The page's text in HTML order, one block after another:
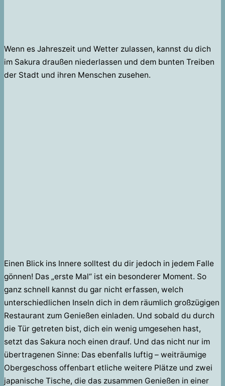
Wenn es Jahreszeit und Wetter zulassen, kannst du dich
im Sakura draußen niederlassen und dem bunten Treiben
der Stadt und ihren Menschen zusehen.
Einen Blick ins Innere solltest du dir jedoch in jedem Falle
gönnen! Das „erste Mal“ ist ein besonderer Moment. So
ganz schnell kannst du gar nicht erfassen, welch
unterschiedlichen Inseln dich in dem räumlich großzügigen
Restaurant zum Genießen einladen. Und sobald du durch
die Tür getreten bist, dich ein wenig umgesehen hast,
setzt das Sakura noch einen drauf. Und das nicht nur im
übertragenen Sinne: Das ebenfalls luftig – weiträumige
Obergeschoss offenbart etliche weitere Plätze und zwei
japanische Tische, die das zusammen Genießen in einer